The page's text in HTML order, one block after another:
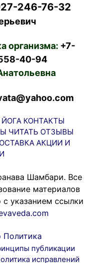
246-76-32
организма: +7-
40-94
ЙОГА КОНТАКТЫ
ЧИТАТЬ ОТЗЫВЫ
АКЦИИ И
Шамбари. Все
материалов
с указанием ссылки
Политика
публикации
исправлений